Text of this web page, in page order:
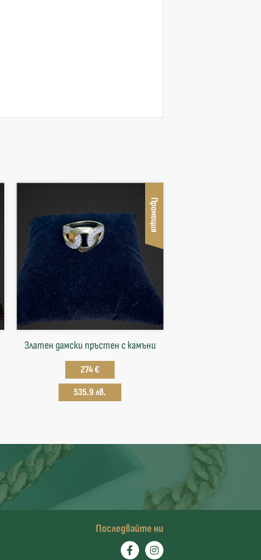
Промоция
Златен дамски пръстен с камъни
274 €
535.9 лв.
Последвайте ни